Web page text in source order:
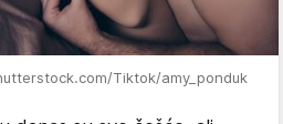
Tiktok/amy_ponduk